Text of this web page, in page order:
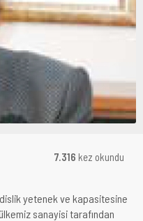
7.316 kez okundu
yetenek ve kapasitesine
sanayisi tarafından